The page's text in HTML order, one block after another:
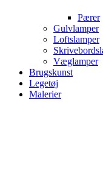
Pærer
Gulvlamper
Loftslamper
Væglamper
Brugskunst
Legetøj
Malerier